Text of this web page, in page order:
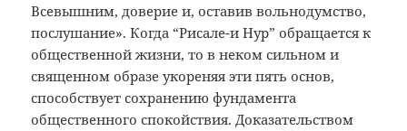
Всевышним, доверие и, оставив вольнодумство,
послушание». Когда “Рисале-и Нур” обращается к
общественной жизни, то в неком сильном и
священном образе укореняя эти пять основ,
способствует сохранению фундамента
общественного спокойствия. Доказательством